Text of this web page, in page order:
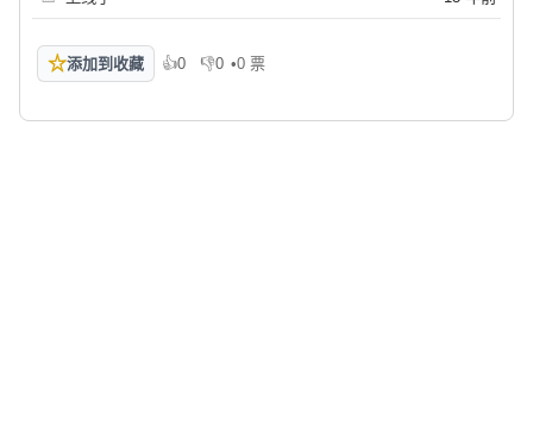
☆添加到收藏 👍0
喜欢 👎0
不喜欢
•0 票